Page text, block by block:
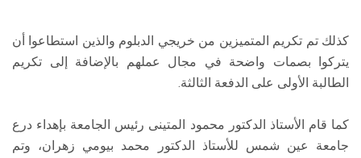
كذلك تم تكريم المتميزين من خريجي الدبلوم والذين استطاعوا أن
يتركوا بصمات واضحة في مجال عملهم بالإضافة إلى تكريم
الطالبة الأولى على الدفعة الثالثة.
كما قام الأستاذ الدكتور محمود المتينى رئيس الجامعة بإهداء درع
جامعة عين شمس للأستاذ الدكتور محمد بيومي زهران، وتم